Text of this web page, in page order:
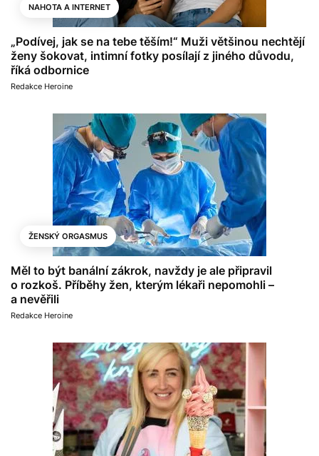
NAHOTA A INTERNET
„Podívej, jak se na tebe těším!“ Muži většinou nechtějí
ženy šokovat, intimní fotky posílají z jiného důvodu,
říká odbornice
Redakce Heroine
ŽENSKÝ ORGASMUS
Měl to být banální zákrok, navždy je ale připravil
o rozkoš. Příběhy žen, kterým lékaři nepomohli –
a nevěřili
Redakce Heroine